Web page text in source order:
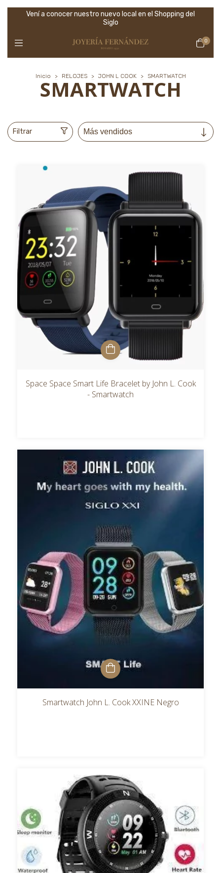
Vení a conocer nuestro nuevo local en el Shopping del
Siglo
0
Inicio > RELOJES > JOHN L COOK > SMARTWATCH
SMARTWATCH
Filtrar
Space Space Smart Life Bracelet by John L. Cook
- Smartwatch
Smartwatch John L. Cook XXINE Negro